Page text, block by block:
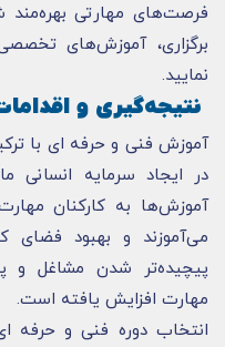
فرصت‌های مهارتی بهره‌مند
برگزاری، آموزش‌های
نمایید.
نتیجه‌گیری و
آموزش فنی و حرفه ای با
در ایجاد سرمایه انسانی
آموزش‌ها به کارکنان
می‌آموزند و بهبود فضای
پیچیده‌تر شدن مشاغل و
مهارت افزایش یافته است.
انتخاب دوره فنی و